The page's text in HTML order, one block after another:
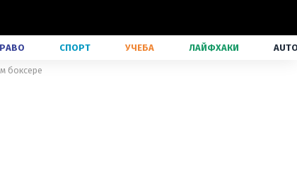
СПОРТ УЧЕБА ЛАЙФХАКИ
боксере